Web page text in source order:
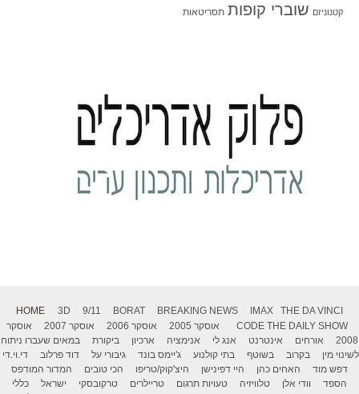
קטנוניזם שוברי קופות תסריטאות
HOME 3D 9/11 BORAT BREAKING NEWS IMAX
THE DA VINCI
CODE THE DAILY SHOW אוסקר 2005 אוסקר 2006 אוסקר 2007
אוסקר
2008
אורחים אינטרנט אנג לי אנימציה ארכיון ביקורת
במאים שעברו ניתוח
לשינוי מין
בקרוב בשוטף בתי קולנוע ג'יימס בונד גיבורי על דוד פרלוב
די.וי.די
דפש מוד
האחים כהן היי דפינישן היצ'קוק/טריפו הכי טובים
המדור המודפס
הספד
וודי אלן טלוויזיה טעויות תרגום טריילרים טרקובסקי ישראל
כללי